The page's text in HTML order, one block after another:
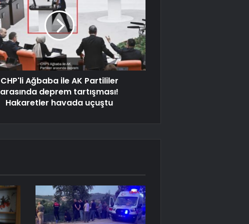
CHP'li Ağbaba ile AK Partililer
arasında deprem tartışması!
Hakaretler havada uçuştu